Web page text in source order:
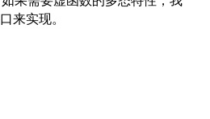
来实现。